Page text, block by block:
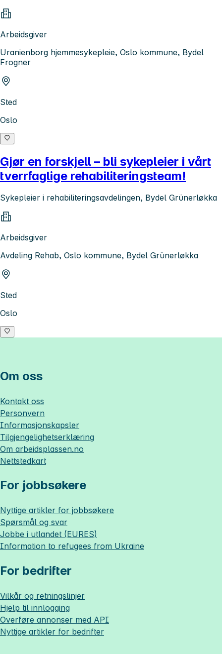
Arbeidsgiver
Uranienborg hjemmesykepleie, Oslo kommune, Bydel
Frogner
Sted
Oslo
Gjør en forskjell – bli sykepleier i vårt
tverrfaglige rehabiliteringsteam!
Sykepleier i rehabiliteringsavdelingen, Bydel Grünerløkka
Arbeidsgiver
Avdeling Rehab, Oslo kommune, Bydel Grünerløkka
Sted
Oslo
Om oss
Kontakt oss
Personvern
Informasjonskapsler
Tilgjengelighetserklæring
Om arbeidsplassen.no
Nettstedkart
For jobbsøkere
Nyttige artikler for jobbsøkere
Spørsmål og svar
Jobbe i utlandet (EURES)
Information to refugees from Ukraine
For bedrifter
Vilkår og retningslinjer
Hjelp til innlogging
Overføre annonser med API
Nyttige artikler for bedrifter